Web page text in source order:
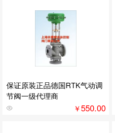
保证原装正品德国RTK气动调
节阀一级代理商
￥550.00